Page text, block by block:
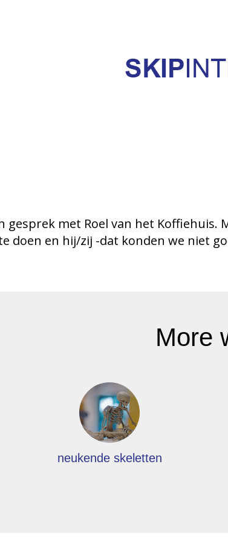
gesprek met Roel van het
doen en hij/zij -dat konden we niet
More
neukende skeletten